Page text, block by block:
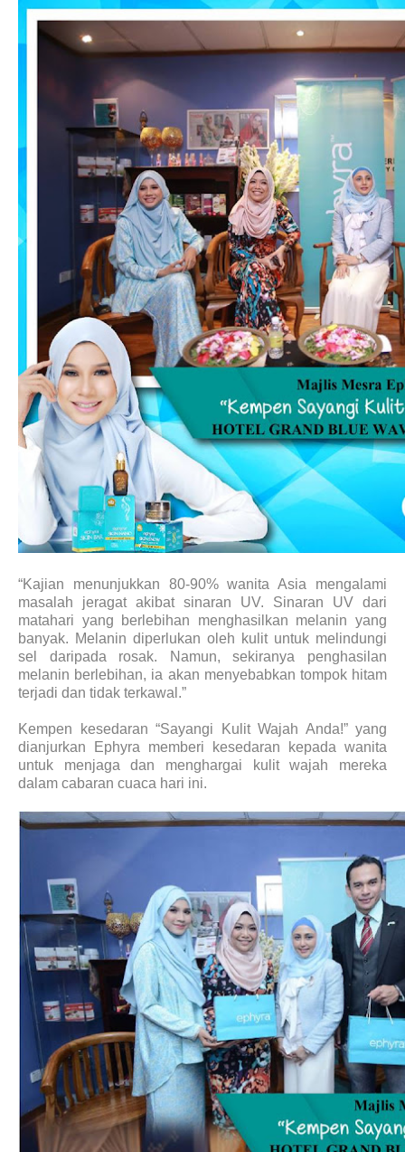
“Kajian menunjukkan 80-90% wanita Asia mengalami
masalah jeragat akibat sinaran UV. Sinaran UV dari
matahari yang berlebihan menghasilkan melanin yang
banyak. Melanin diperlukan oleh kulit untuk melindungi
sel daripada rosak. Namun, sekiranya penghasilan
melanin berlebihan, ia akan menyebabkan tompok hitam
terjadi dan tidak terkawal.”
Kempen kesedaran “Sayangi Kulit Wajah Anda!” yang
dianjurkan Ephyra memberi kesedaran kepada wanita
untuk menjaga dan menghargai kulit wajah mereka
dalam cabaran cuaca hari ini.